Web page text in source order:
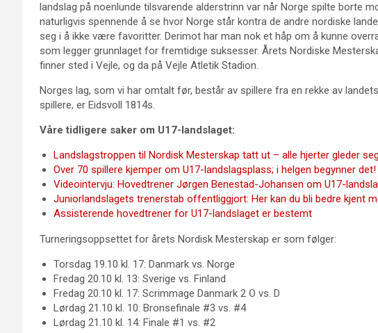
landslag på noenlunde tilsvarende alderstrinn var når Norge spilte borte
naturligvis spennende å se hvor Norge står kontra de andre nordiske
seg i å ikke være favoritter. Derimot har man nok et håp om å kunne
som legger grunnlaget for fremtidige suksesser. Årets Nordiske
finner sted i Vejle, og da på Vejle Atletik Stadion.
Norges lag, som vi har omtalt før, består av spillere fra en rekke av
spillere, er Eidsvoll 1814s.
Våre tidligere saker om U17-landslaget:
Landslagstroppen til Nordisk Mesterskap tatt ut – alle hjerter gleder
Over 70 spillere kjemper om U17-landslagsplass; i helgen begynner det!
Videointervju: Hovedtrener Jørgen Benestad-Johansen om U17-
Juniorlandslagets trenerstab offentliggjort: Her kan du bli bedre kjent
Assisterende hovedtrener for U17-landslaget er bestemt
Turneringsoppsettet for årets Nordisk Mesterskap er som følger:
Torsdag 19.10 kl. 17: Danmark vs. Norge
Fredag 20.10 kl. 13: Sverige vs. Finland
Fredag 20.10 kl. 17: Scrimmage Danmark 2 O vs. D
Lørdag 21.10 kl. 10: Bronsefinale #3 vs. #4
Lørdag 21.10 kl. 14: Finale #1 vs. #2